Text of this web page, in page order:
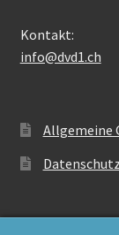
Kontakt:
info@dvd1.ch
Allgemeine